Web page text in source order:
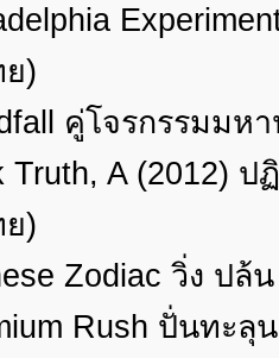
)
คู่โจรกรรมมห
Truth, A (2012)
)
Zodiac วิ่ง ป
Rush ปั่นทะลุ